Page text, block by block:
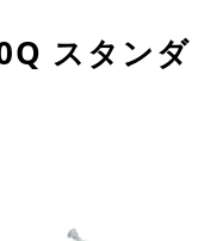
スタンダ